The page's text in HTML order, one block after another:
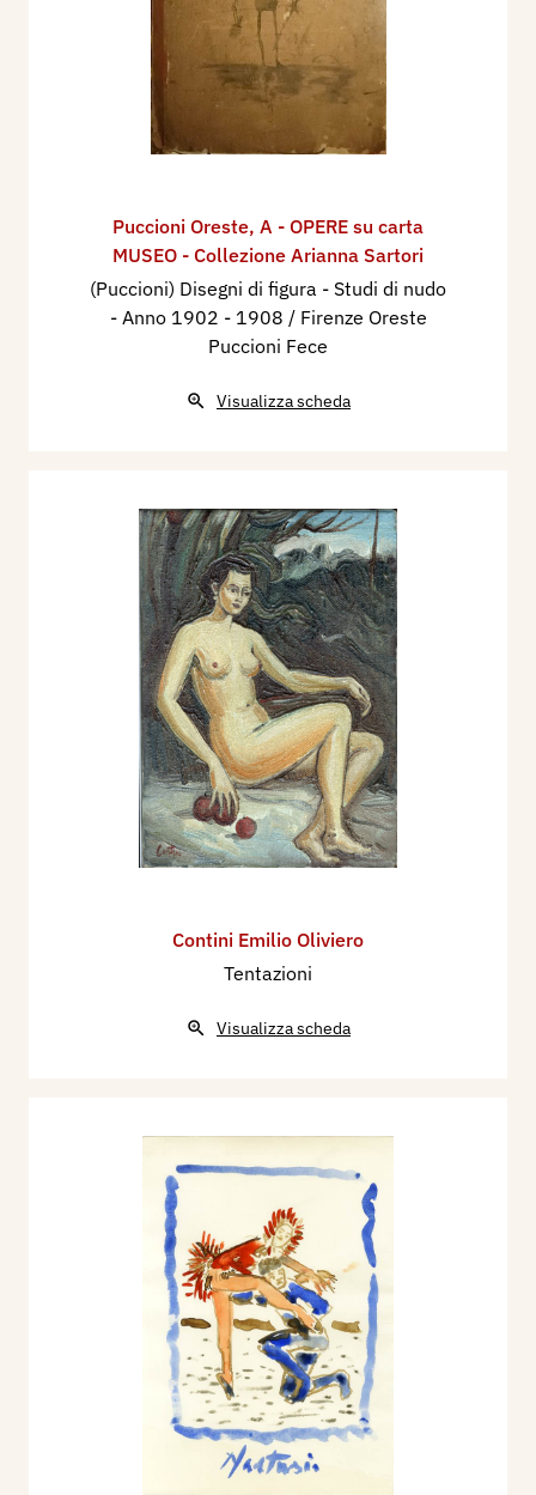
Puccioni Oreste, A - OPERE su carta
MUSEO - Collezione Arianna Sartori
(Puccioni) Disegni di figura - Studi di nudo
- Anno 1902 - 1908 / Firenze Oreste
Puccioni Fece
Visualizza scheda
Contini Emilio Oliviero
Tentazioni
Visualizza scheda